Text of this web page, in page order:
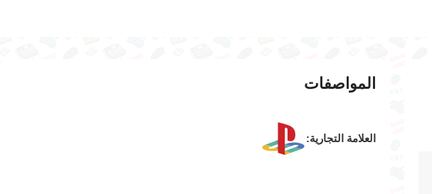
المواصفات
العلامة التجارية: